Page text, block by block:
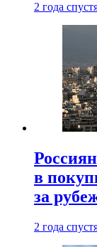
2 года
в
за
2 года